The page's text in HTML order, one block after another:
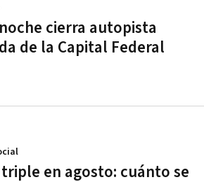
cierra autopista
de la Capital Federal
en agosto: cuánto se